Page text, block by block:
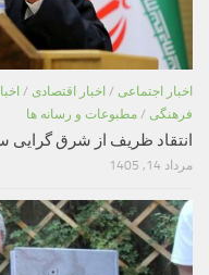
اخبار اجتماعی / اخبار اقتصادی /
فرهنگی / مطبوعات و رسانه ها
انتقاد ظریف از شرق گرایی
مرداد 14, 1405